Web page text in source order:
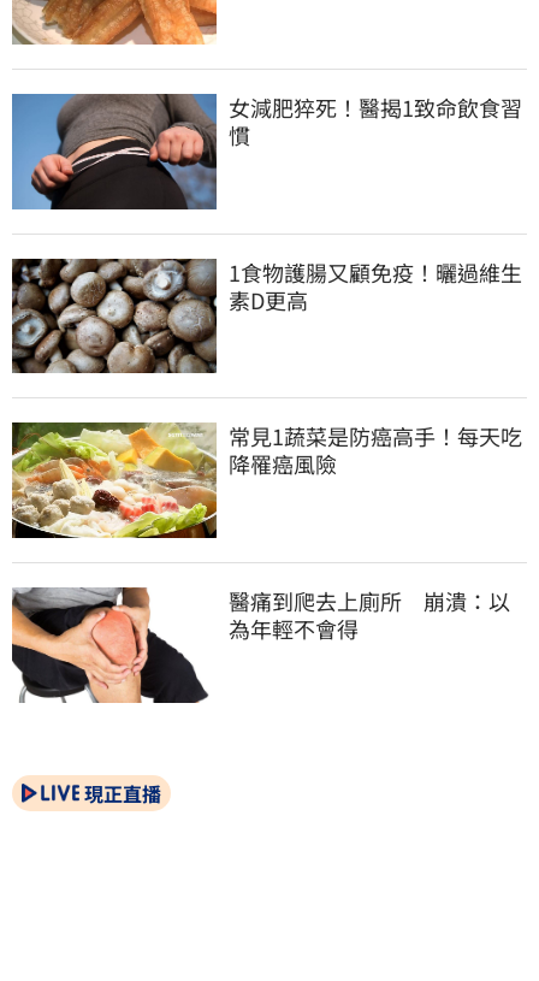
女減肥猝死！醫揭1致命飲食習
慣
1食物護腸又顧免疫！曬過維生
素D更高
常見1蔬菜是防癌高手！每天吃
降罹癌風險
醫痛到爬去上廁所　崩潰：以
為年輕不會得
現正直播